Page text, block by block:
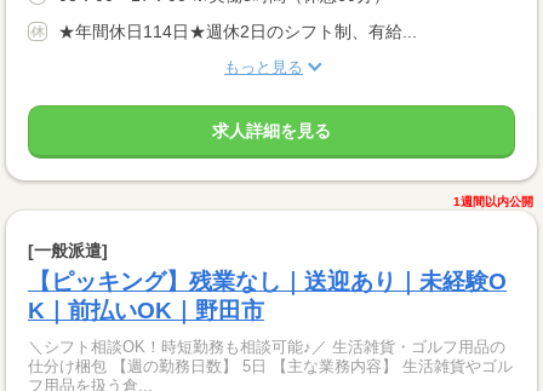
★年間休日114日★週休2日のシフト制、有給...
もっと見る
求人詳細を見る
1週間以内公開
[一般派遣]
【ピッキング】残業なし｜送迎あり｜未経験O
K｜前払いOK｜野田市
＼シフト相談OK！時短勤務も相談可能♪／ 生活雑貨・ゴルフ用品の
仕分け梱包 【週の勤務日数】 5日 【主な業務内容】 生活雑貨やゴル
フ用品を扱う倉...